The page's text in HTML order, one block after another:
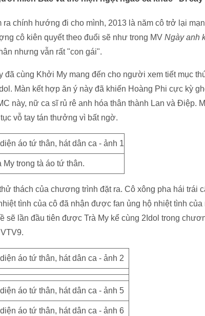
ra chính hướng đi cho mình, 2013 là năm cô trở lại
cô kiên quyết theo đuổi sẽ như trong MV Ngày anh
nhưng vẫn rất "con gái".
cùng Khởi My mang đến cho người xem tiết mục
Màn kết hợp ăn ý này đã khiến Hoàng Phi cực kỳ
này, nữ ca sĩ rủ rê anh hóa thân thành Lan và Điệp.
vỗ tay tán thưởng vì bất ngờ.
My trong tà áo tứ thân.
thách của chương trình đặt ra. Cô xông pha hái trái
tình của cô đã nhận được fan ủng hộ nhiệt tình
sẽ lần đầu tiên được Trà My kể cùng 2Idol trong